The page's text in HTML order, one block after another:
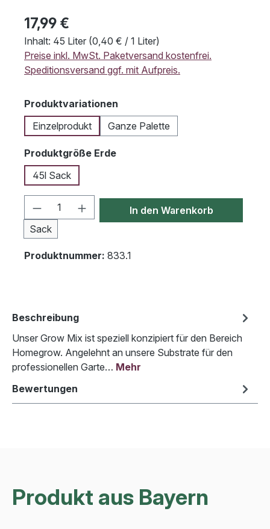
17,99 €
Inhalt: 45 Liter (0,40 € / 1 Liter)
Preise inkl. MwSt. Paketversand kostenfrei.
Speditionsversand ggf. mit Aufpreis.
Produktvariationen
Einzelprodukt
Ganze Palette
Produktgröße Erdeauswählen
45l Sack
Produkt Anzahl: Gib den gewünschten
Sack
In den Warenkorb
Produktnummer: 833.1
Beschreibung
Unser Grow Mix ist speziell konzipiert für den Bereich
Homegrow. Angelehnt an unsere Substrate für den
professionellen Garte… Mehr
Bewertungen
Produkt aus Bayern